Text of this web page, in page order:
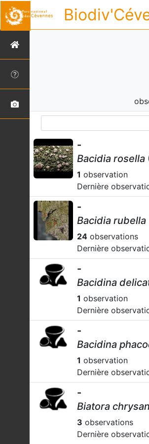
-
Bacidia rosella
1 observation
Dernière
-
Bacidia rubella
24 observations
Dernière
-
Bacidina
1 observation
Dernière
-
Bacidina
1 observation
Dernière
-
Biatora
3 observations
Dernière